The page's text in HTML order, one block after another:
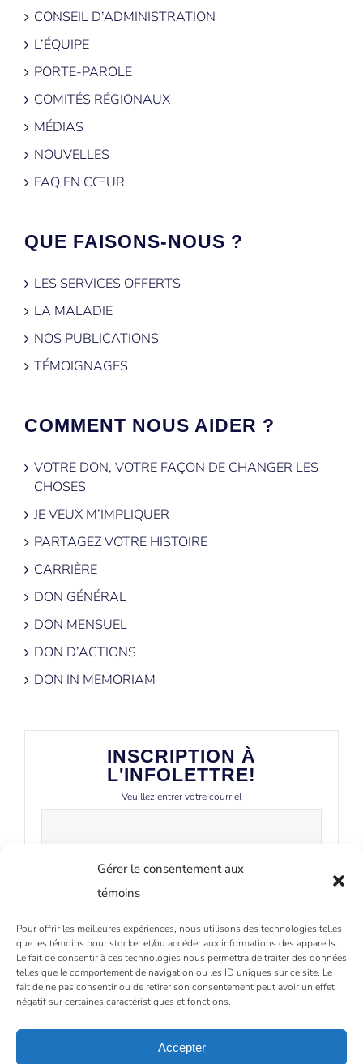
Gérer le consentement aux
témoins
Pour offrir les meilleures expériences, nous utilisons des technologies telles
que les témoins pour stocker et/ou accéder aux informations des appareils.
Le fait de consentir à ces technologies nous permettra de traiter des données
telles que le comportement de navigation ou les ID uniques sur ce site. Le
fait de ne pas consentir ou de retirer son consentement peut avoir un effet
négatif sur certaines caractéristiques et fonctions.
Accepter
CONSEIL D’ADMINISTRATION
L’ÉQUIPE
PORTE-PAROLE
COMITÉS RÉGIONAUX
MÉDIAS
NOUVELLES
FAQ EN CŒUR
QUE FAISONS-NOUS ?
LES SERVICES OFFERTS
LA MALADIE
NOS PUBLICATIONS
TÉMOIGNAGES
COMMENT NOUS AIDER ?
VOTRE DON, VOTRE FAÇON DE CHANGER LES
CHOSES
JE VEUX M’IMPLIQUER
PARTAGEZ VOTRE HISTOIRE
CARRIÈRE
DON GÉNÉRAL
DON MENSUEL
DON D’ACTIONS
DON IN MEMORIAM
INSCRIPTION À
L'INFOLETTRE!
Veuillez entrer votre courriel